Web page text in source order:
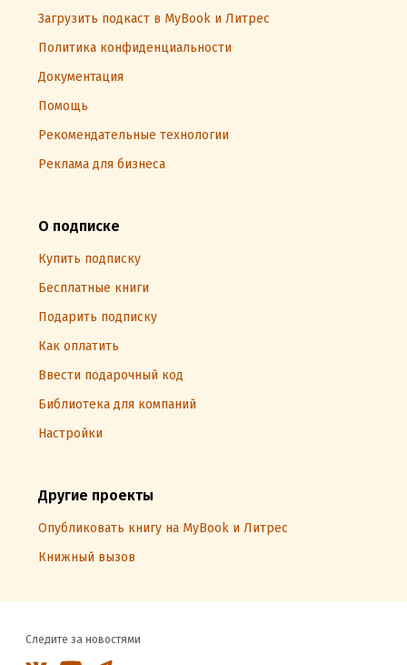
Загрузить подкаст в MyBook и Литрес
Политика конфиденциальности
Документация
Помощь
Рекомендательные технологии
Реклама для бизнеса
О подписке
Купить подписку
Бесплатные книги
Подарить подписку
Как оплатить
Ввести подарочный код
Библиотека для компаний
Настройки
Другие проекты
Опубликовать книгу на MyBook и Литрес
Книжный вызов
Следите за новостями